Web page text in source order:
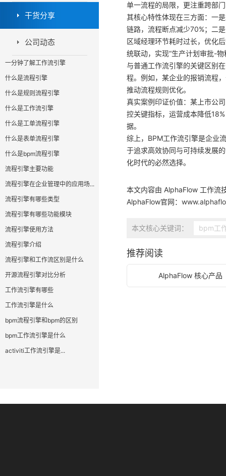
干货分享
公司动态
一分钟了解工作流引擎
什么是流程引擎
什么是规则流程引擎
什么是工作流引擎
什么是工单流程引擎
什么是表单流程引擎
什么是bpm流程引擎
流程引擎主要功能
流程引擎在企业管理中的应用场...
流程引擎有哪些类型
流程引擎有哪些功能模块
流程引擎使用方法
流程引擎介绍
流程引擎和工作流区别是什么
开源流程引擎对比分析
工作流引擎有哪些
工作流引擎是什么
bpm流程引擎和bpm的区别
bpm工作流引擎是什么
activiti工作流引擎是...
单一流程的局限，更注重跨部
其核心特性体现在三方面：一
链路，流程断点减少70%；二
区域经理环节耗时过长，优化
统联动，实现“生产计划审批-
与普通工作流引擎的关键区别
程。例如，某企业的报销流程
推动流程规则优化。
真实案例印证价值：某上市公
控关键指标，运营成本降低
据。
综上，BPM工作流引擎是企业
于追求高效协同与可持续发展
化时代的必然选择。
本文内容由 AlphaFlow 工作流
AlphaFlow官网：
本文核心关键词： bpm工
推荐阅读
AlphaFlow 核心产品